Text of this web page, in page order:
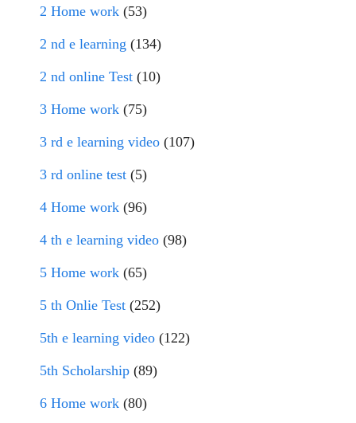
2 Home work (53)
2 nd e learning (134)
2 nd online Test (10)
3 Home work (75)
3 rd e learning video (107)
3 rd online test (5)
4 Home work (96)
4 th e learning video (98)
5 Home work (65)
5 th Onlie Test (252)
5th e learning video (122)
5th Scholarship (89)
6 Home work (80)